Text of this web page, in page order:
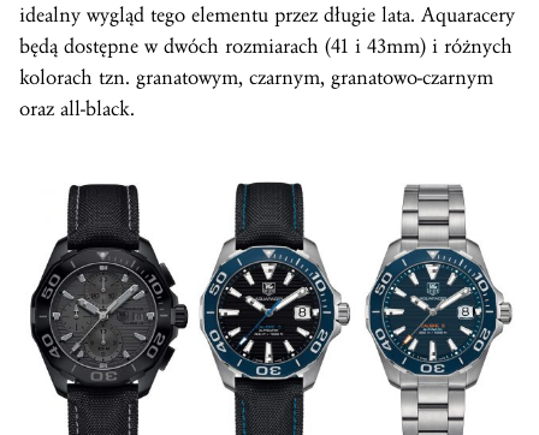
idealny wygląd tego elementu przez długie lata. Aquaracery
będą dostępne w dwóch rozmiarach (41 i 43mm) i różnych
kolorach tzn. granatowym, czarnym, granatowo-czarnym
oraz all-black.